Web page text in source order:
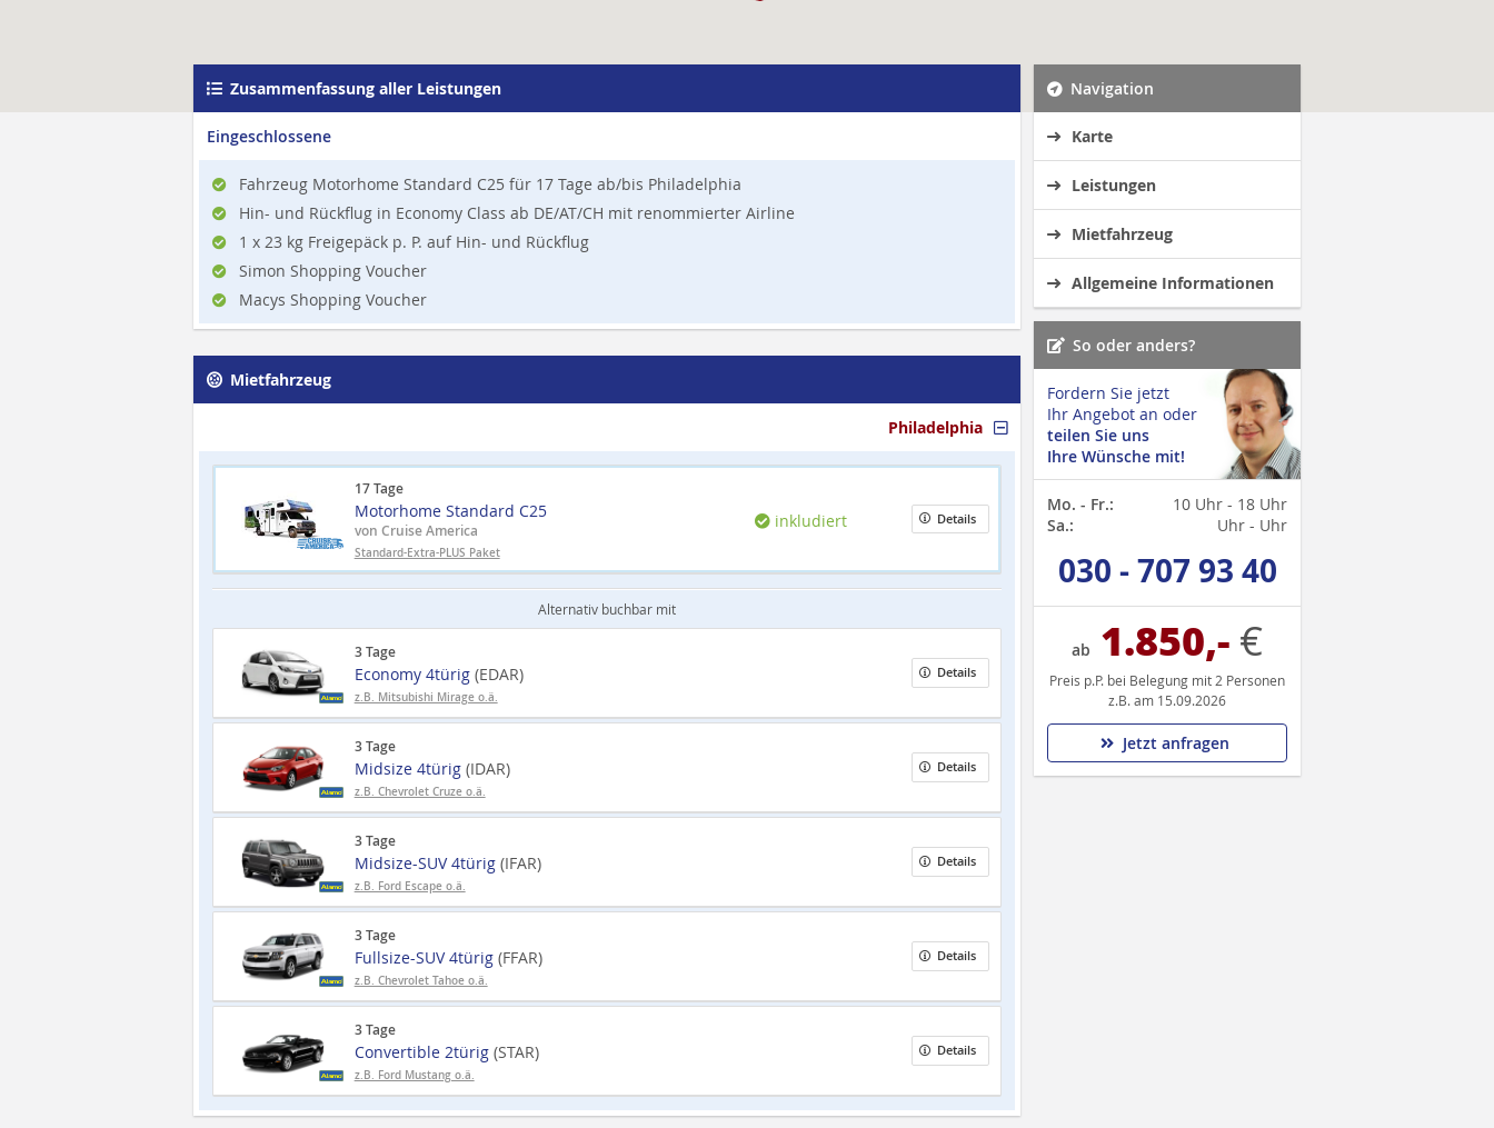
Zusammenfassung aller Leistungen
Eingeschlossene
Fahrzeug Motorhome Standard C25 für 17 Tage ab/bis Philadelphia
Hin- und Rückflug in Economy Class ab DE/AT/CH mit renommierter Airline
1 x 23 kg Freigepäck p. P. auf Hin- und Rückflug
Simon Shopping Voucher
Macys Shopping Voucher
Mietfahrzeug
Philadelphia
17 Tage
Motorhome Standard C25
von Cruise America
Standard-Extra-PLUS Paket
inkludiert Details
Alternativ buchbar mit
3 Tage
Economy 4türig (EDAR)
z.B. Mitsubishi Mirage o.ä.
Details
3 Tage
Midsize 4türig (IDAR)
z.B. Chevrolet Cruze o.ä.
Details
3 Tage
Midsize-SUV 4türig (IFAR)
z.B. Ford Escape o.ä.
Details
3 Tage
Fullsize-SUV 4türig (FFAR)
z.B. Chevrolet Tahoe o.ä.
Details
3 Tage
Convertible 2türig (STAR)
z.B. Ford Mustang o.ä.
Details
Navigation
Karte
Leistungen
Mietfahrzeug
Allgemeine Informationen
So oder anders?
Fordern Sie jetzt
Ihr Angebot an oder
teilen Sie uns
Ihre Wünsche mit!
Mo. - Fr.:
10 Uhr - 18 Uhr
Sa.:
Uhr - Uhr
030 - 707 93 40
ab 1.850,- €
Preis p.P. bei Belegung mit 2 Personen
z.B. am 15.09.2026
Jetzt anfragen